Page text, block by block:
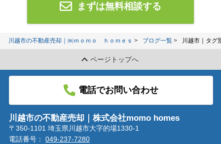
まずは無料相談する
川越市の不動産売却｜㈱ｍｏｍｏ ｈｏｍｅｓ ブログ一覧 川越市｜タグ
ページトップへ
電話でお問い合わせ
川越市の不動産売却｜株式会社momo homes
〒350-1101 埼玉県川越市大字的場1330-1
電話番号： 049-237-7280